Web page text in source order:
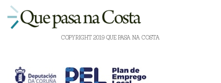
COPYRIGHT 2019 QUE PASA NA COSTA